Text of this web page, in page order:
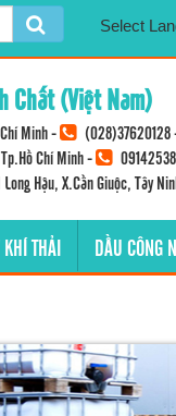
Select
Chất (Việt Nam)
Minh - (028)37620128
Chí Minh -
Hậu, X.Cần Giuộc, Tây
THẢI DẦU CÔNG